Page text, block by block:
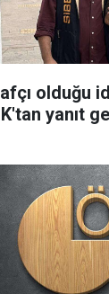
olduğu
yanıt